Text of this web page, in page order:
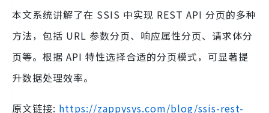
本文系统讲解了在 SSIS 中实现 REST API 分页的多种
方法，包括 URL 参数分页、响应属性分页、请求体分
页等。根据 API 特性选择合适的分页模式，可显著提
升数据处理效率。
原文链接: https://zappysys.com/blog/ssis-rest-